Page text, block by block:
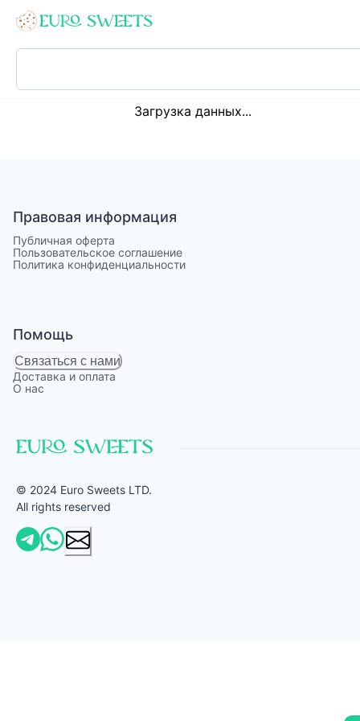
Загрузка данных...
Правовая информация
Публичная оферта
Пользовательское соглашение
Политика конфиденциальности
Помощь
Связаться с нами
Доставка и оплата
О нас
© 2024 Euro Sweets LTD.
All rights reserved